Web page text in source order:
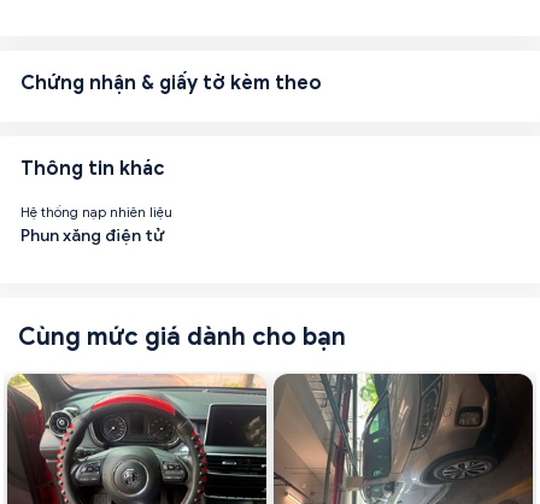
Chứng nhận & giấy tờ kèm theo
Thông tin khác
Hệ thống nạp nhiên liệu
Phun xăng điện tử
Cùng mức giá dành cho bạn